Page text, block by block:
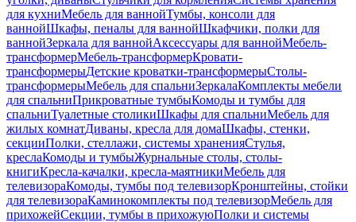
для кухниМебель для ваннойТумбы, консоли для
ваннойШкафы, пеналы для ваннойШкафчики, полки для
ваннойЗеркала для ваннойАксессуары для ваннойМебель-
трансформерМебель-трансформерКровати-
трансформерыДетские кроватки-трансформерыСтолы-
трансформерыМебель для спальниЗеркалаКомплекты мебели
для спальниПрикроватные тумбыКомоды и тумбы для
спальниТуалетные столикиШкафы для спальниМебель для
жилых комнатДиваны, кресла для домаШкафы, стенки,
секцииПолки, стеллажи, системы храненияСтулья,
креслаКомоды и тумбыЖурнальные столы, столы-
книгиКресла-качалки, кресла-маятникиМебель для
телевизораКомоды, тумбы под телевизорКронштейны, стойки
для телевизораКаминокомплекты под телевизорМебель для
прихожейСекции, тумбы в прихожуюПолки и системы